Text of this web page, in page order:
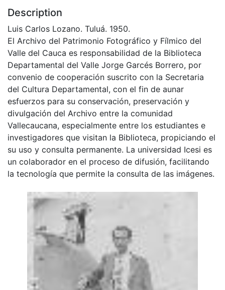
Description
Luis Carlos Lozano. Tuluá. 1950.
El Archivo del Patrimonio Fotográfico y Fílmico del
Valle del Cauca es responsabilidad de la Biblioteca
Departamental del Valle Jorge Garcés Borrero, por
convenio de cooperación suscrito con la Secretaria
del Cultura Departamental, con el fin de aunar
esfuerzos para su conservación, preservación y
divulgación del Archivo entre la comunidad
Vallecaucana, especialmente entre los estudiantes e
investigadores que visitan la Biblioteca, propiciando el
su uso y consulta permanente. La universidad Icesi es
un colaborador en el proceso de difusión, facilitando
la tecnología que permite la consulta de las imágenes.